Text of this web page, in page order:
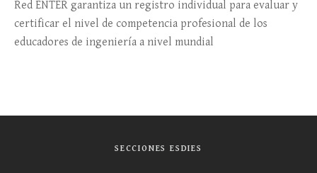
Red ENTER garantiza un registro individual para evaluar y
certificar el nivel de competencia profesional de los
educadores de ingeniería a nivel mundial
SECCIONES ESDIES